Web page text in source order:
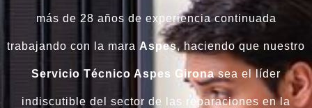
más de 28 años de experiencia continuada
trabajando con la mara Aspes, haciendo que nuestro
Servicio Técnico Aspes Gironasea el líder
indiscutible del sector de las reparaciones en la